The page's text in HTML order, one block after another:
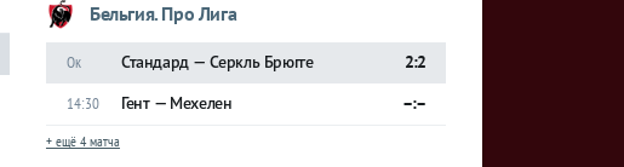
Бельгия. Про Лига
Ок Стандард — Серкль Брюгге 2:2
14:30 Гент — Мехелен –:–
+ ещё 4 матча